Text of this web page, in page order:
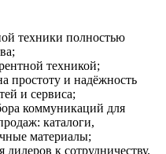
техники полностью
техникой;
простоту и надёжность
и сервиса;
коммуникаций для
каталоги,
материалы;
к сотрудничеству.